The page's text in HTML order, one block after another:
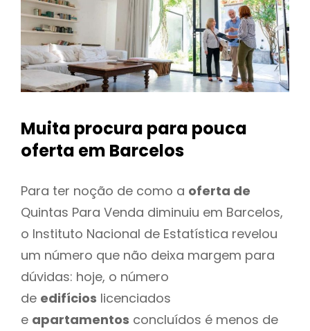
Muita procura para pouca
oferta em Barcelos
Para ter noção de como a oferta de
Quintas Para Venda diminuiu em Barcelos,
o Instituto Nacional de Estatística revelou
um número que não deixa margem para
dúvidas: hoje, o número
de edifícios licenciados
e apartamentos concluídos é menos de